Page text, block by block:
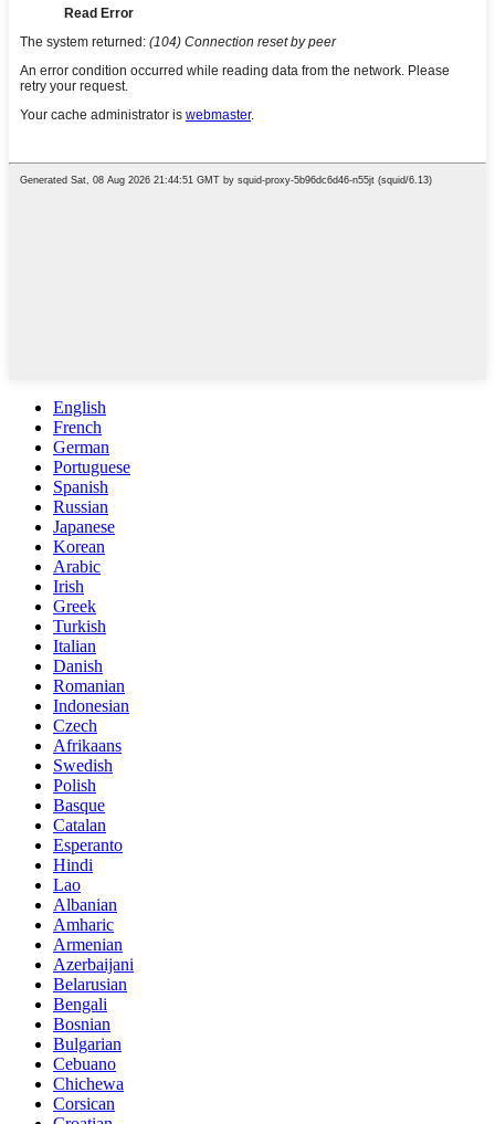
English
French
German
Portuguese
Spanish
Russian
Japanese
Korean
Arabic
Irish
Greek
Turkish
Italian
Danish
Romanian
Indonesian
Czech
Afrikaans
Swedish
Polish
Basque
Catalan
Esperanto
Hindi
Lao
Albanian
Amharic
Armenian
Azerbaijani
Belarusian
Bengali
Bosnian
Bulgarian
Cebuano
Chichewa
Corsican